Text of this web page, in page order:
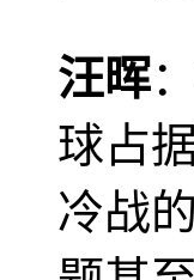
汪晖
球占
冷战